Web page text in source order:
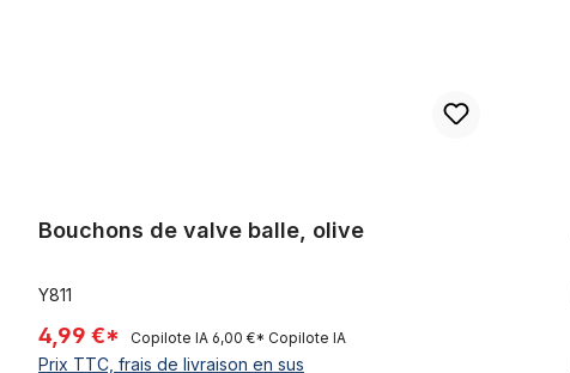
Bouchons de valve balle, olive
Y811
4,99 €* Copilote IA 6,00 €* Copilote IA
Prix TTC, frais de livraison en sus